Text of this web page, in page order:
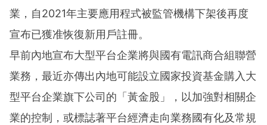
業，自2021年主要應用程式被監管機構下架後再度
宣布已獲准恢復新用戶註冊。
早前內地宣布大型平台企業將與國有電訊商合組聯營
業務，最近亦傳出內地可能設立國家投資基金購入大
型平台企業旗下公司的「黃金股」，以加強對相關企
業的控制，或標誌著平台經濟走向業務國有化及常規